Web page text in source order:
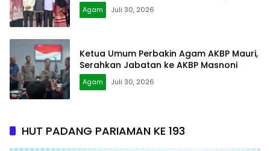
Agam Juli 30, 2026
Ketua Umum Perbakin Agam AKBP Mauri,
Serahkan Jabatan ke AKBP Masnoni
Agam Juli 30, 2026
HUT PADANG PARIAMAN KE 193